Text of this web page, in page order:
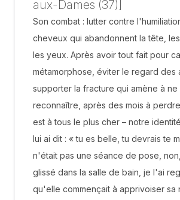
aux-Dames (37)]
Son combat : lutter contre
cheveux qui abandonnent la tête,
les yeux. Après avoir tout fait pour
métamorphose, éviter le regard des
supporter la fracture qui amène à ne
reconnaître, après des mois à
est à tous le plus cher – notre
lui ai dit : « tu es belle, tu devrais te
n'était pas une séance de pose,
glissé dans la salle de bain, je l'ai
qu'elle commençait à apprivoiser sa